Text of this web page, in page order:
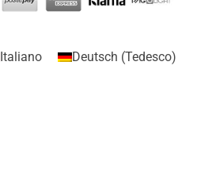
Italiano Deutsch (Tedesco)